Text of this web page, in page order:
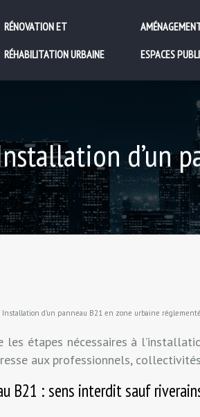
RÉNOVATION ET
RÉHABILITATION URBAINE
ESPACES
d’un
Installation d’un panneau B21 en zone urbaine
étapes nécessaires à
aux professionnels,
B21 : sens interdit sauf